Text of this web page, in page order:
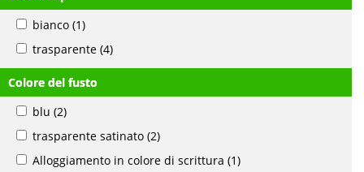
bianco (1)
trasparente (4)
Colore del fusto
blu (2)
trasparente satinato (2)
Alloggiamento in colore di scrittura (1)